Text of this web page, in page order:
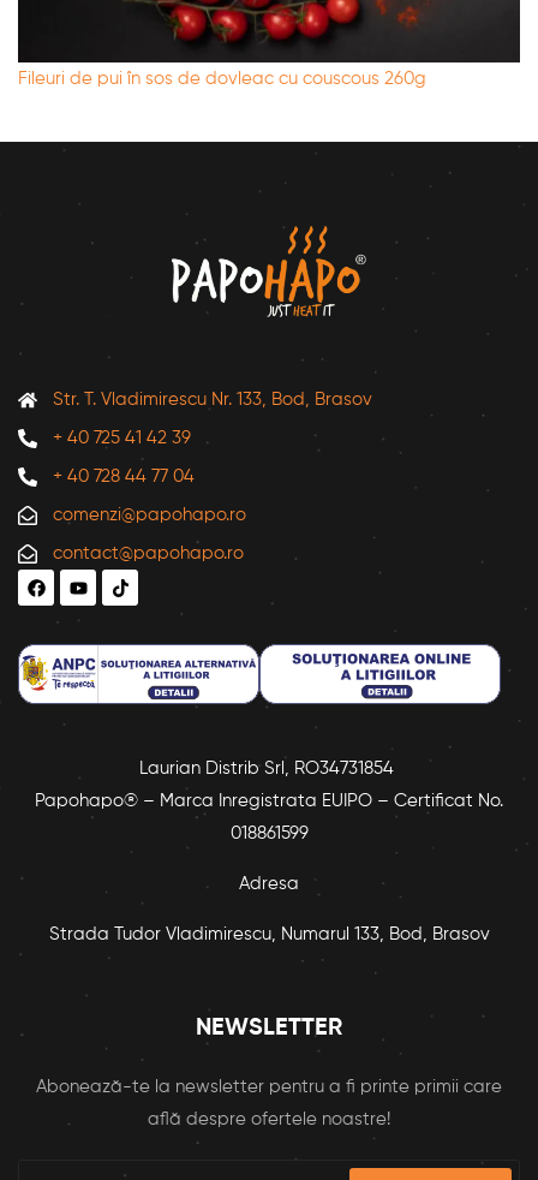
Fileuri de pui în sos de dovleac cu couscous 260g
Str. T. Vladimirescu Nr. 133, Bod, Brasov
+ 40 725 41 42 39
+ 40 728 44 77 04
comenzi@papohapo.ro
contact@papohapo.ro
Laurian Distrib Srl, RO34731854
Papohapo® – Marca Inregistrata EUIPO – Certificat No.
018861599
Adresa
Strada Tudor Vladimirescu, Numarul 133, Bod, Brasov
NEWSLETTER
Abonează-te la newsletter pentru a fi printe primii care
află despre ofertele noastre!